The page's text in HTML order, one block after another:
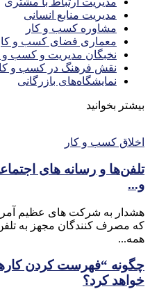
مدیریت منابع انسانی
مشاوره کسب و کار
معماری فضای کسب و
نخبگان مدیریت و کسب و
نقش فرهنگ در کسب و
نمایشگاه‌های بازرگانی
بیشتر بخوانید
اخلاق کسب و کار
تلفن‌ها و رسانه های
و...
هشدار به شرکت های عظیم
که مصرف کنندگان مجهز به
همه...
چگونه “فهرست کردن
خواهد کرد؟